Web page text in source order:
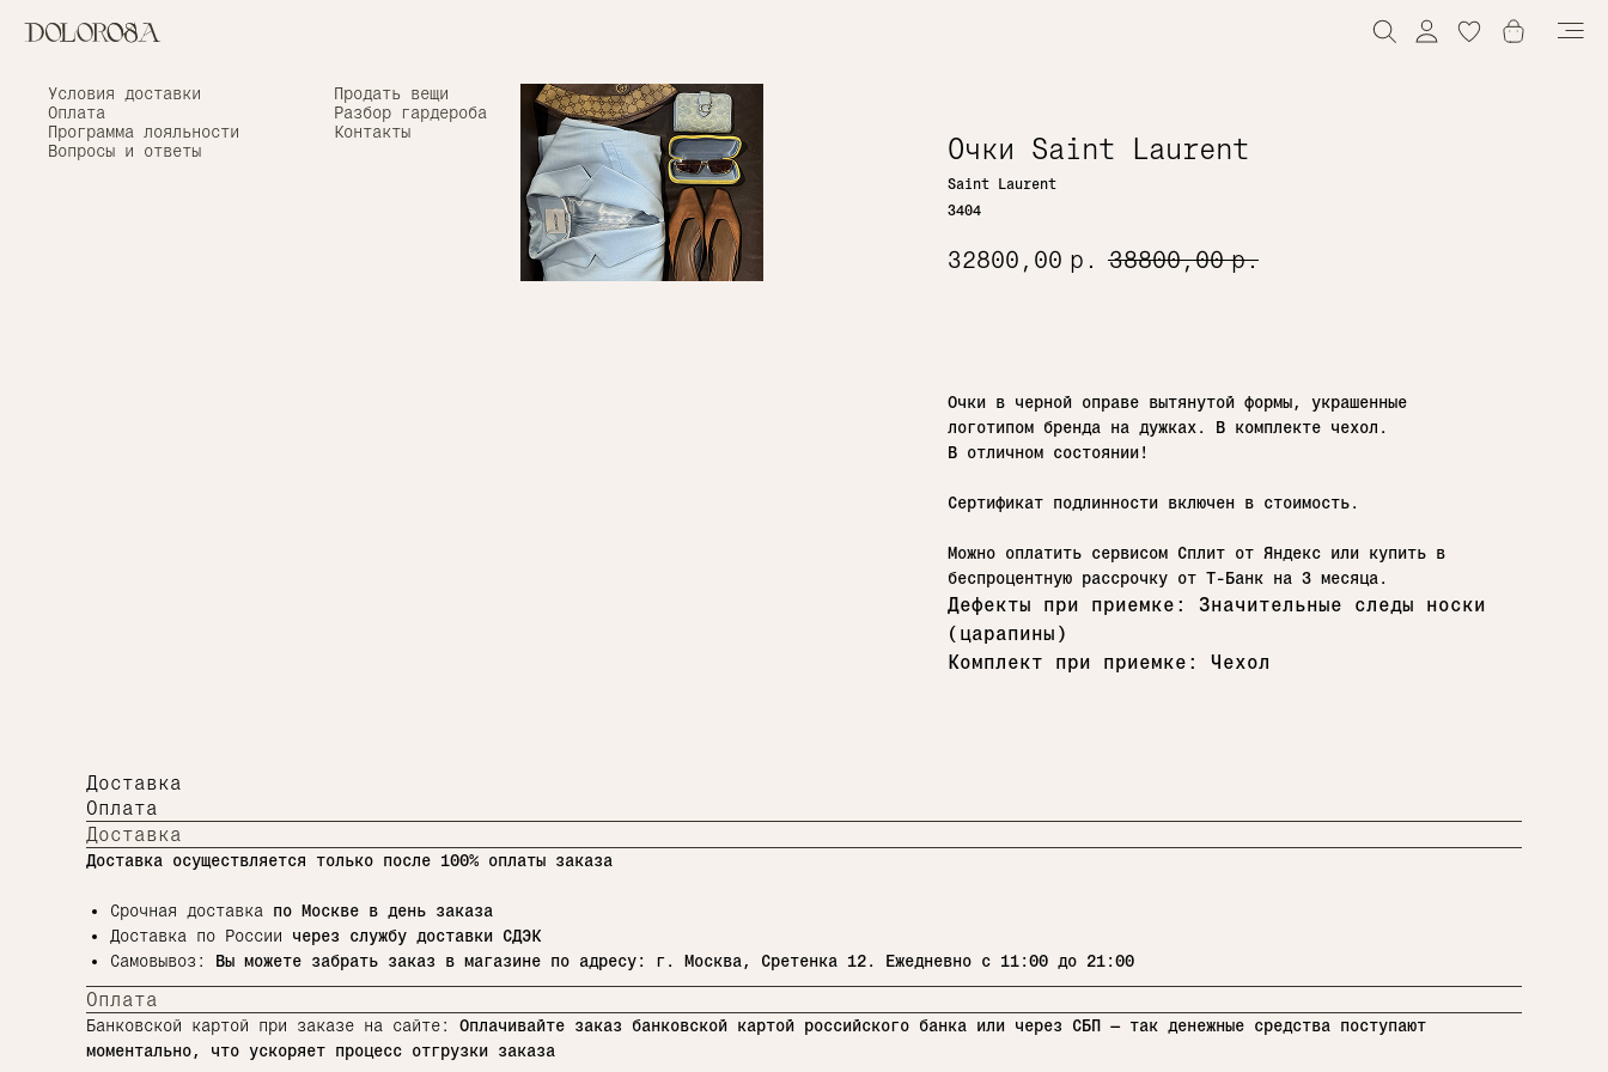
Весь каталог
Верхняя одежда
Сумки
Обувь
Аксессуары
Продать вещи
Разбор гардероба
Контакты
Условия доставки
Оплата
Программа лояльности
Вопросы и ответы
Очки Saint Laurent
Saint Laurent
3404
32800,00 р. 38800,00 р.
Очки в черной оправе вытянутой формы, украшенные
логотипом бренда на дужках. В комплекте чехол.
В отличном состоянии!
Сертификат подлинности включен в стоимость.
Можно оплатить сервисом Сплит от Яндекс или купить в
беспроцентную рассрочку от Т-Банк на 3 месяца.
Дефекты при приемке: Значительные следы носки
(царапины)
Комплект при приемке: Чехол
Доставка
Оплата
Доставка
Доставка осуществляется только после 100% оплаты заказа
Срочная доставка по Москве в день заказа
Доставка по России через службу доставки СДЭК
Самовывоз:
Вы можете забрать заказ в магазине по адресу: г. Москва, Сретенка 12. Ежедневно с 11:00 до 21:00
Оплата
Банковской картой при заказе на сайте:
Оплачивайте заказ банковской картой российского банка или через СБП — так денежные средства поступают
моментально, что ускоряет процесс отгрузки заказа